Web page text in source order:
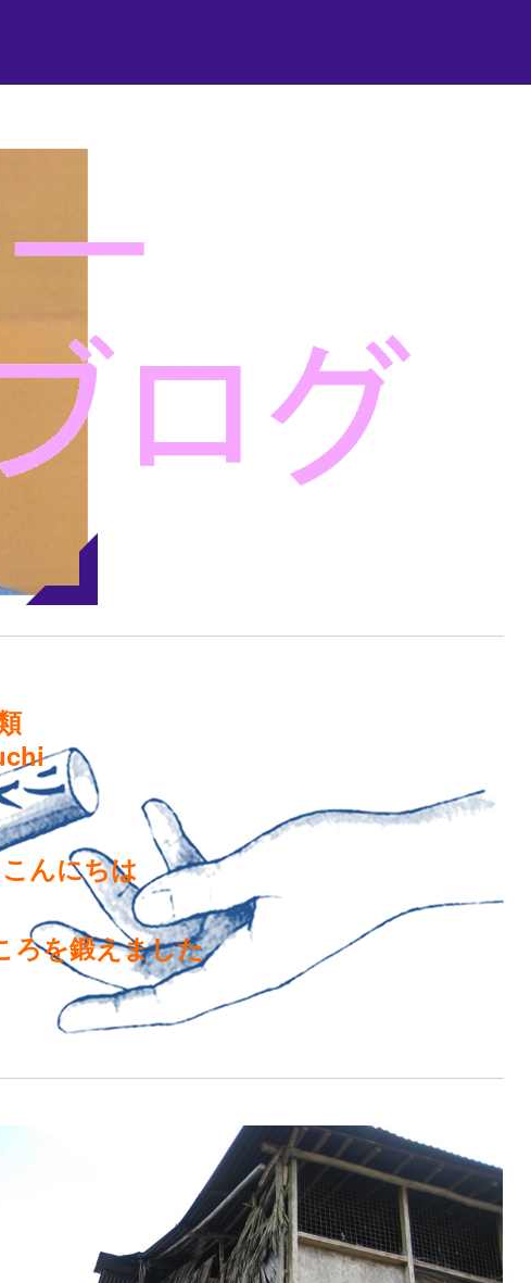
んにちは
ろを鍛えました